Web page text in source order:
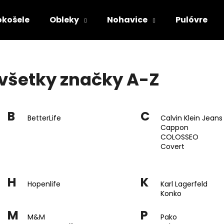
Obleky Nohavice Pulóvre
značky A-Z
B BetterLife C
Calvin Klein Jeans
Cappon
COLOSSEO
Covert
H Hopenlife K
Karl Lagerfeld
Konko
M
M&M
P
Pako